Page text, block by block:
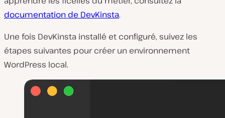
documentation de DevKinsta.
Une fois DevKinsta installé et configuré, suivez les
étapes suivantes pour créer un environnement
WordPress local.